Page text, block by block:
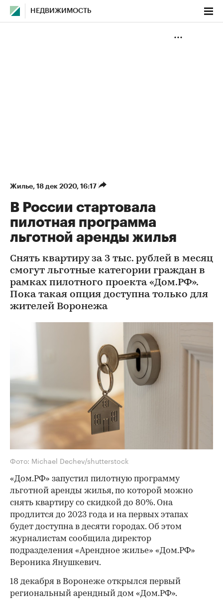
НЕДВИЖИМОСТЬ
Жилье⁠, 18 дек 2020, 16:17
В России стартовала
пилотная программа
льготной аренды жилья
Снять квартиру за 3 тыс. рублей в месяц
смогут льготные категории граждан в
рамках пилотного проекта «Дом.РФ».
Пока такая опция доступна только для
жителей Воронежа
Фото: Michael Dechev/shutterstock
«Дом.РФ» запустил пилотную программу
льготной аренды жилья, по которой можно
снять квартиру со скидкой до 80%. Она
продлится до 2023 года и на первых этапах
будет доступна в десяти городах. Об этом
журналистам сообщила директор
подразделения «Арендное жилье» «Дом.РФ»
Вероника Янушкевич.
18 декабря в Воронеже открылся первый
региональный арендный дом «Дом.РФ».